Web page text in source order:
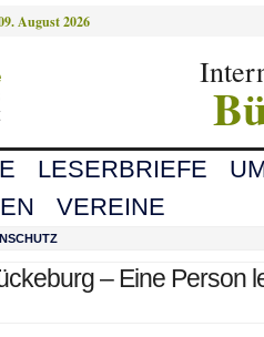
August 2026
LESERBRIEFE
VEREINE
– Eine Person